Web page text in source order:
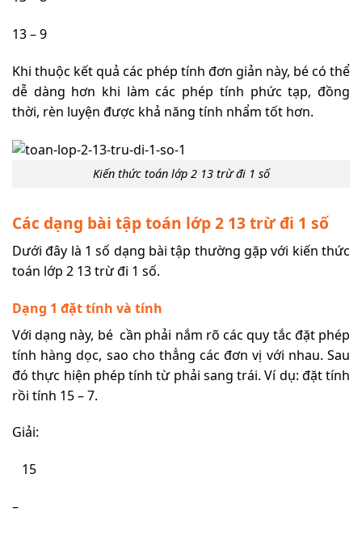
13 – 9
Khi thuộc kết quả các phép tính đơn giản này, bé có thể
dễ dàng hơn khi làm các phép tính phức tạp, đồng
thời, rèn luyện được khả năng tính nhẩm tốt hơn.
Kiến thức toán lớp 2 13 trừ đi 1 số
Các dạng bài tập toán lớp 2 13 trừ đi 1 số
Dưới đây là 1 số dạng bài tập thường gặp với kiến thức
toán lớp 2 13 trừ đi 1 số.
Dạng 1 đặt tính và tính
Với dạng này, bé cần phải nắm rõ các quy tắc đặt phép
tính hàng dọc, sao cho thẳng các đơn vị với nhau. Sau
đó thực hiện phép tính từ phải sang trái. Ví dụ: đặt tính
rồi tính 15 – 7.
Giải:
15
–